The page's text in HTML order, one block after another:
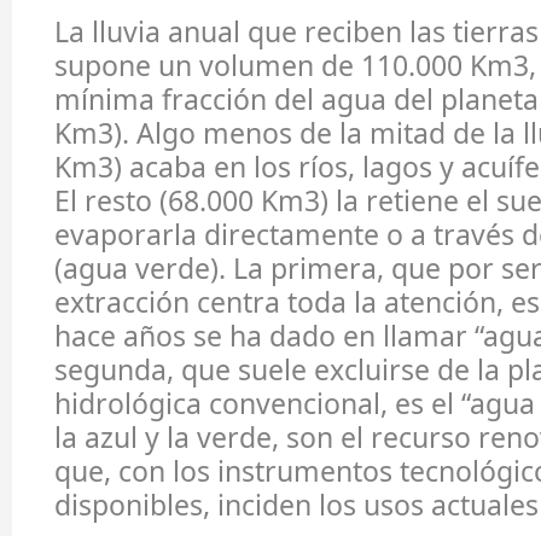
La lluvia anual que reciben las
supone un volumen de 110.000
mínima fracción del agua del
Km3). Algo menos de la mitad de la
Km3) acaba en los ríos, lagos y
El resto (68.000 Km3) la retiene el
evaporarla directamente o a través
(agua verde). La primera, que por
extracción centra toda la atención,
hace años se ha dado en llamar
segunda, que suele excluirse de la
hidrológica convencional, es el
la azul y la verde, son el recurso
que, con los instrumentos
disponibles, inciden los usos